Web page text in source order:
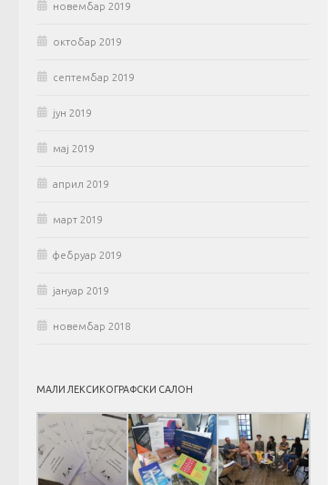
новембар 2019
октобар 2019
септембар 2019
јун 2019
мај 2019
април 2019
март 2019
фебруар 2019
јануар 2019
новембар 2018
МАЛИ ЛЕКСИКОГРАФСКИ САЛОН